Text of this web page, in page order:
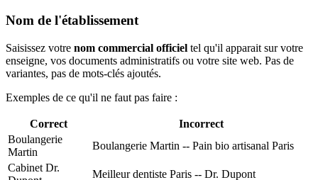
Nom de l'établissement
Saisissez votre nom commercial officiel tel qu'il apparait sur votre
enseigne, vos documents administratifs ou votre site web. Pas de
variantes, pas de mots-clés ajoutés.
Exemples de ce qu'il ne faut pas faire :
Correct
Incorrect
Boulangerie
Martin
Boulangerie Martin -- Pain bio artisanal Paris
Cabinet Dr.
Meilleur dentiste Paris -- Dr. Dupont